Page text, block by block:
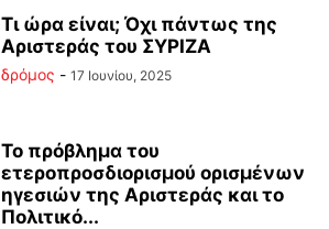
Τι ώρα είναι; Όχι πάντως της
Αριστεράς του ΣΥΡΙΖΑ
δρόμος - 17 Ιουνίου, 2025
Το πρόβλημα του
ετεροπροσδιορισμού ορισμένων
ηγεσιών της Αριστεράς και το
Πολιτικό...